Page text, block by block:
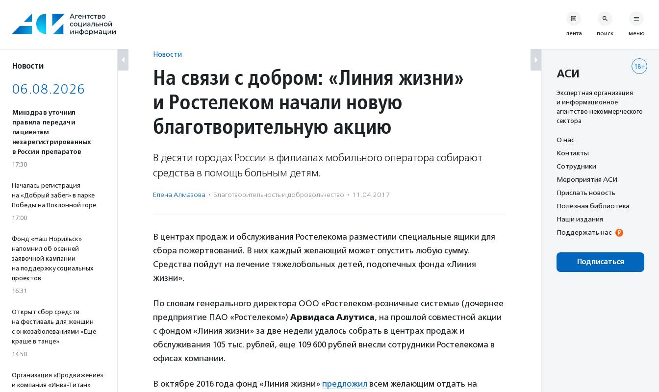
содержанию
Новости
06.08.2026
Минздрав уточнил
правила передачи
пациентам
незарегистрированных
в России препаратов
17:30
Началась регистрация
на «Добрый забег» в парке
Победы на Поклонной горе
17:00
Фонд «Наш Норильск»
напомнил об осенней
заявочной кампании
на поддержку социальных
проектов
16:31
Открыт сбор средств
на фестиваль для женщин
с онкозаболеваниями «Еще
краше в танце»
14:50
Организация «Продвижение»
и компания «Инва-Титан»
Новости
На связи с добром: «Линия жизни»
и Ростелеком начали новую
благотворительную акцию
В десяти городах России в филиалах мобильного оператора собирают
средства в помощь больным детям.
Елена Алмазова · Благотвори­тель­ность и доброволь­чест­во · 11.04.2017
В центрах продаж и обслуживания Ростелекома разместили специальные ящики для
сбора пожертвований. В них каждый желающий может опустить любую сумму.
Средства пойдут на лечение тяжелобольных детей, подопечных фонда «Линия
жизни».
По словам генерального директора ООО «Ростелеком-розничные системы» (дочернее
предприятие ПАО «Ростелеком») Арвидаса Алутиса, на прошлой совместной акции
с фондом «Линия жизни» за две недели удалось собрать в центрах продаж и
обслуживания 105 тыс. рублей, еще 109 600 рублей внесли сотрудники Ростелекома в
офисах компании.
В октябре 2016 года фонд «Линия жизни» предложил всем желающим отдать на
лента поиск меню
18+
АСИ
Экспертная организация
и информационное
агентство некоммерческого
сектора
О нас
Контакты
Сотрудники
Мероприятия АСИ
Прислать новость
Полезная библиотека
Наши издания
Поддержать нас
Подписаться